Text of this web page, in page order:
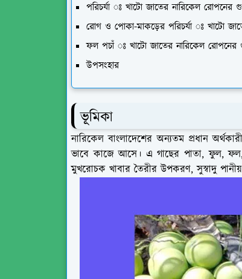
পরিচর্যা ঃ খাটো জাতের নারিকেল
রোগ ও পোকা-মাকড়ের পরিচর্যা ঃ খাটো
ফল পচাঁ ঃ খাটো জাতের নারিকেল
উপসংহার
ভূমিকা
নারিকেল বাংলাদেশের অন্যতম প্রধান
ভাবে কাজে আসে। এ গাছের পাতা, ফুল,
মুখরোচক খাবার তৈরীর উপকরণ, সুস্বাদু